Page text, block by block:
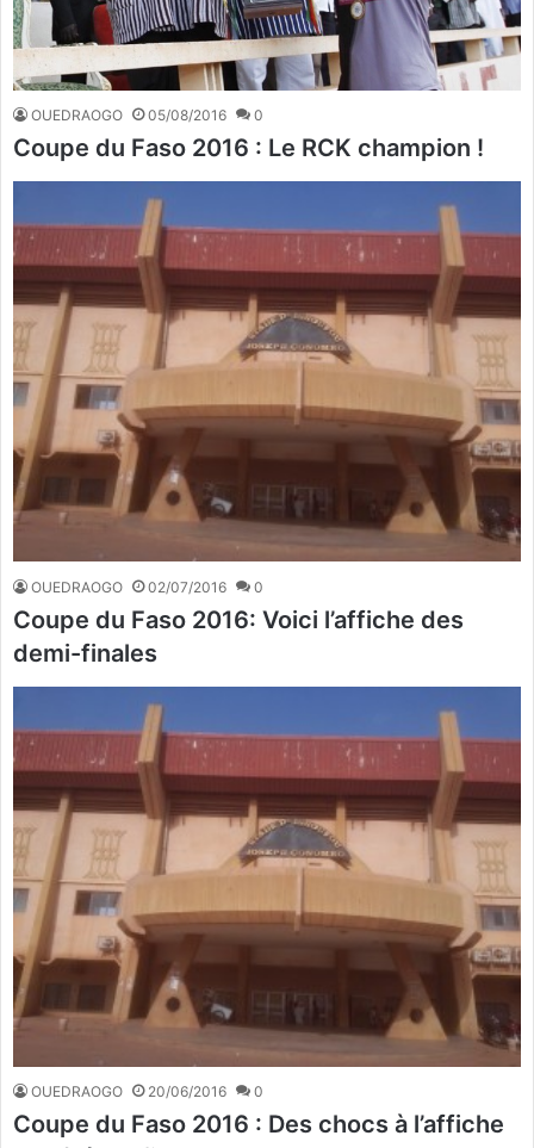
OUEDRAOGO 05/08/2016 0
Coupe du Faso 2016 : Le RCK champion !
OUEDRAOGO 02/07/2016 0
Coupe du Faso 2016: Voici l’affiche des
demi-finales
OUEDRAOGO 20/06/2016 0
Coupe du Faso 2016 : Des chocs à l’affiche